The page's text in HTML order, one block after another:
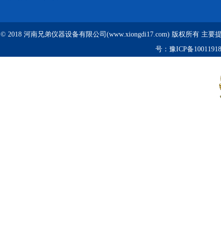
© 2018 河南兄弟仪器设备有限公司(www.xiongdi17.com) 版权所有 主要
号： 豫ICP备